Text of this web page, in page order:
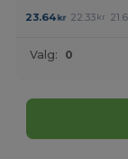
23.64kr 22.33 kr
Valg: 0